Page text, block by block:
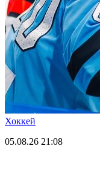
Хоккей
05.08.26 21:08